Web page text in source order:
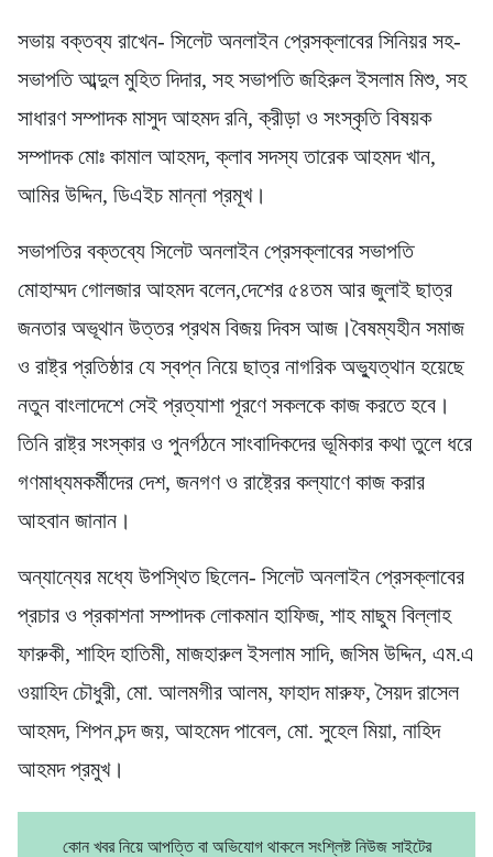
সভায় বক্তব্য রাখেন- সিলেট অনলাইন প্রেসক্লাবের সিনিয়র সহ-
সভাপতি আব্দুল মুহিত দিদার, সহ সভাপতি জহিরুল ইসলাম মিশু, সহ
সাধারণ সম্পাদক মাসুদ আহমদ রনি, ক্রীড়া ও সংস্কৃতি বিষয়ক
সম্পাদক মোঃ কামাল আহমদ, ক্লাব সদস্য তারেক আহমদ খান,
আমির উদ্দিন, ডিএইচ মান্না প্রমূখ।
সভাপতির বক্তব্যে সিলেট অনলাইন প্রেসক্লাবের সভাপতি
মোহাম্মদ গোলজার আহমদ বলেন,দেশের ৫৪তম আর জুলাই ছাত্র
জনতার অভূথান উত্তর প্রথম বিজয় দিবস আজ।বৈষম্যহীন সমাজ
ও রাষ্ট্র প্রতিষ্ঠার যে স্বপ্ন নিয়ে ছাত্র নাগরিক অভ্যুত্থান হয়েছে
নতুন বাংলাদেশে সেই প্রত্যাশা পূরণে সকলকে কাজ করতে হবে।
তিনি রাষ্ট্র সংস্কার ও পুনর্গঠনে সাংবাদিকদের ভূমিকার কথা তুলে ধরে
গণমাধ্যমকর্মীদের দেশ, জনগণ ও রাষ্ট্রের কল্যাণে কাজ করার
আহবান জানান।
অন্যান্যের মধ্যে উপস্থিত ছিলেন- সিলেট অনলাইন প্রেসক্লাবের
প্রচার ও প্রকাশনা সম্পাদক লোকমান হাফিজ, শাহ মাছুম বিল্লাহ
ফারুকী, শাহিদ হাতিমী, মাজহারুল ইসলাম সাদি, জসিম উদ্দিন, এম.এ
ওয়াহিদ চৌধুরী, মো. আলমগীর আলম, ফাহাদ মারুফ, সৈয়দ রাসেল
আহমদ, শিপন চন্দ জয়, আহমেদ পাবেল, মো. সুহেল মিয়া, নাহিদ
আহমদ প্রমুখ।
কোন খবর নিয়ে আপত্তি বা অভিযোগ থাকলে সংশ্লিষ্ট নিউজ সাইটের